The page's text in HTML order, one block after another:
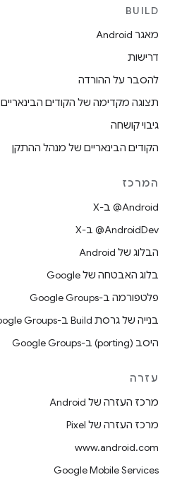
BUILD
מאגר Android
דרישות
להסבר על ההורדה
תצוגה מקדימה של הקודים הבינאריים
גיבוי קושחה
הקודים הבינאריים של מנהל ההתקן
המרכז
‫‎@Android ב-X
‫‎@AndroidDev ב-X
הבלוג של Android
בלוג האבטחה של Google
פלטפורמה ב-Google Groups
בנייה של גרסת Build ב-Google Groups
היסב (porting) ב-Google Groups
עזרה
מרכז העזרה של Android
מרכז העזרה של Pixel
www.android.com
Google Mobile Services